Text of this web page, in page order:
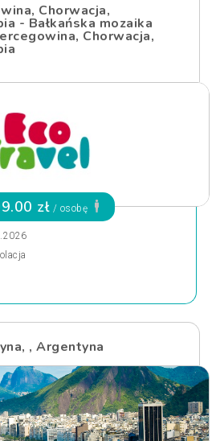
Chorwacja,
- Bałkańska mozaika
Chorwacja,
zł / osobę
, Argentyna